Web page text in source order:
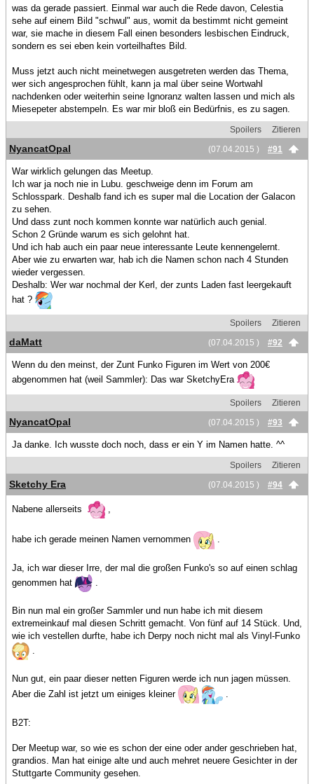
was da gerade passiert. Einmal war auch die Rede davon, Celestia
sehe auf einem Bild "schwul" aus, womit da bestimmt nicht gemeint
war, sie mache in diesem Fall einen besonders lesbischen Eindruck,
sondern es sei eben kein vorteilhaftes Bild.
Muss jetzt auch nicht meinetwegen ausgetreten werden das Thema,
wer sich angesprochen fühlt, kann ja mal über seine Wortwahl
nachdenken oder weiterhin seine Ignoranz walten lassen und mich als
Miesepeter abstempeln. Es war mir bloß ein Bedürfnis, es zu sagen.
Spoilers
Zitieren
(07.04.2015 )
#91
NyancatOpal
War wirklich gelungen das Meetup.
Ich war ja noch nie in Lubu. geschweige denn im Forum am
Schlosspark. Deshalb fand ich es super mal die Location der Galacon
zu sehen.
Und dass zunt noch kommen konnte war natürlich auch genial.
Schon 2 Gründe warum es sich gelohnt hat.
Und ich hab auch ein paar neue interessante Leute kennengelernt.
Aber wie zu erwarten war, hab ich die Namen schon nach 4 Stunden
wieder vergessen.
Deshalb: Wer war nochmal der Kerl, der zunts Laden fast leergekauft
hat ?
Spoilers
Zitieren
(07.04.2015 )
#92
daMatt
Wenn du den meinst, der Zunt Funko Figuren im Wert von 200€
abgenommen hat (weil Sammler): Das war SketchyEra
Spoilers
Zitieren
(07.04.2015 )
#93
NyancatOpal
Ja danke. Ich wusste doch noch, dass er ein Y im Namen hatte. ^^
Spoilers
Zitieren
(07.04.2015 )
#94
Sketchy Era
Nabene allerseits
habe ich gerade meinen Namen vernommen .
Ja, ich war dieser Irre, der mal die großen Funko's so auf einen schlag
genommen hat
Bin nun mal ein großer Sammler und nun habe ich mit diesem
extremeinkauf mal diesen Schritt gemacht. Von fünf auf 14 Stück. Und,
wie ich vestellen durfte, habe ich Derpy noch nicht mal als Vinyl-Funko
Nun gut, ein paar dieser netten Figuren werde ich nun jagen müssen.
Aber die Zahl ist jetzt um einiges kleiner
B2T:
Der Meetup war, so wie es schon der eine oder ander geschrieben hat,
grandios. Man hat einige alte und auch mehret neuere Gesichter in der
Stuttgarte Community gesehen.